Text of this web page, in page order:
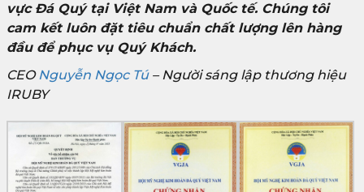
vực Đá Quý tại Việt Nam và Quốc tế. Chúng tôi
cam kết luôn đặt tiêu chuẩn chất lượng lên hàng
đầu để phục vụ Quý Khách.
CEONguyễn Ngọc Tú– Người sáng lập thương hiệu
IRUBY